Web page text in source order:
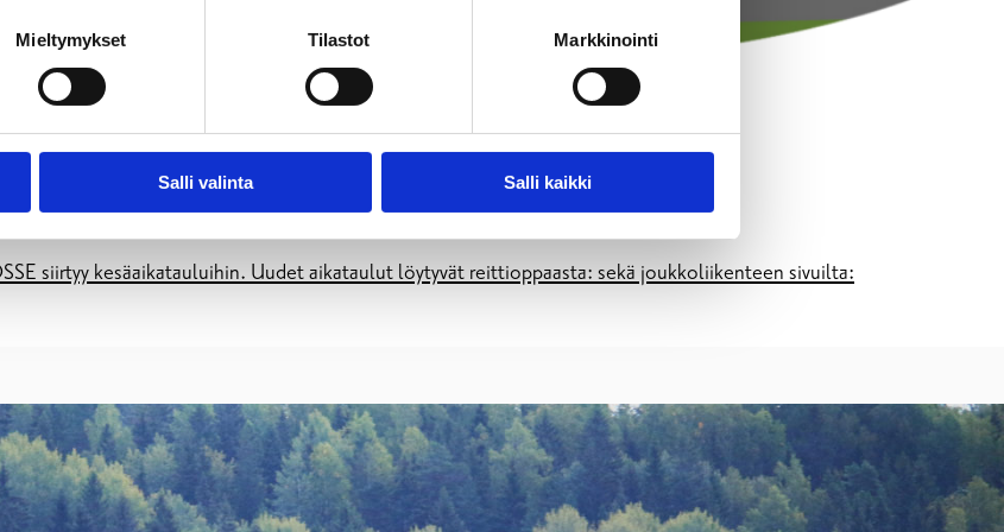
Mieltymykset Tilastot Markkinointi
Salli valinta Salli kaikki
-BOSSEn kesätervehdys
siirtyy kesäaikatauluihin. Uudet aikataulut löytyvät reittioppaasta: sekä joukkoliikenteen sivuilta: